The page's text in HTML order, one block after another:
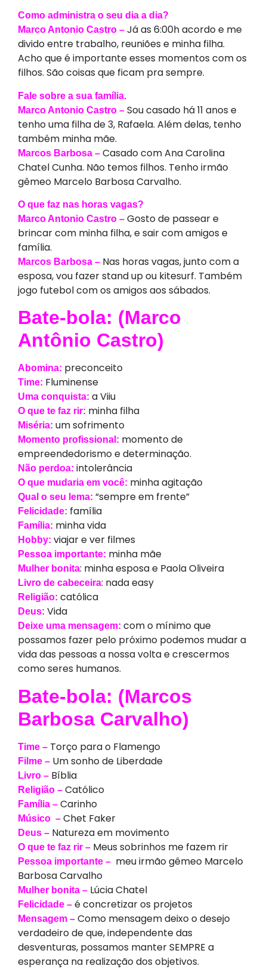
Como administra o seu dia a dia?
Marco Antonio Castro – Já as 6:00h acordo e me
divido entre trabalho, reuniões e minha filha.
Acho que é importante esses momentos com os
filhos. São coisas que ficam pra sempre.
Fale sobre a sua família.
Marco Antonio Castro – Sou casado há 11 anos e
tenho uma filha de 3, Rafaela. Além delas, tenho
também minha mãe.
Marcos Barbosa – Casado com Ana Carolina
Chatel Cunha. Não temos filhos. Tenho irmão
gêmeo Marcelo Barbosa Carvalho.
O que faz nas horas vagas?
Marco Antonio Castro – Gosto de passear e
brincar com minha filha, e sair com amigos e
família.
Marcos Barbosa – Nas horas vagas, junto com a
esposa, vou fazer stand up ou kitesurf. Também
jogo futebol com os amigos aos sábados.
Bate-bola: (Marco
Antônio Castro)
Abomina: preconceito
Time: Fluminense
Uma conquista: a Viiu
O que te faz rir: minha filha
Miséria: um sofrimento
Momento profissional: momento de
empreendedorismo e determinação.
Não perdoa: intolerância
O que mudaria em você: minha agitação
Qual o seu lema: “sempre em frente”
Felicidade: família
Família: minha vida
Hobby: viajar e ver filmes
Pessoa importante: minha mãe
Mulher bonita: minha esposa e Paola Oliveira
Livro de cabeceira: nada easy
Religião: católica
Deus: Vida
Deixe uma mensagem: com o mínimo que
possamos fazer pelo próximo podemos mudar a
vida das pessoas a nossa volta e crescermos
como seres humanos.
Bate-bola: (Marcos
Barbosa Carvalho)
Time – Torço para o Flamengo
Filme – Um sonho de Liberdade
Livro – Bíblia
Religião – Católico
Família – Carinho
Músico – Chet Faker
Deus – Natureza em movimento
O que te faz rir – Meus sobrinhos me fazem rir
Pessoa importante – meu irmão gêmeo Marcelo
Barbosa Carvalho
Mulher bonita – Lúcia Chatel
Felicidade – é concretizar os projetos
Mensagem – Como mensagem deixo o desejo
verdadeiro de que, independente das
desventuras, possamos manter SEMPRE a
esperança na realização dos objetivos.